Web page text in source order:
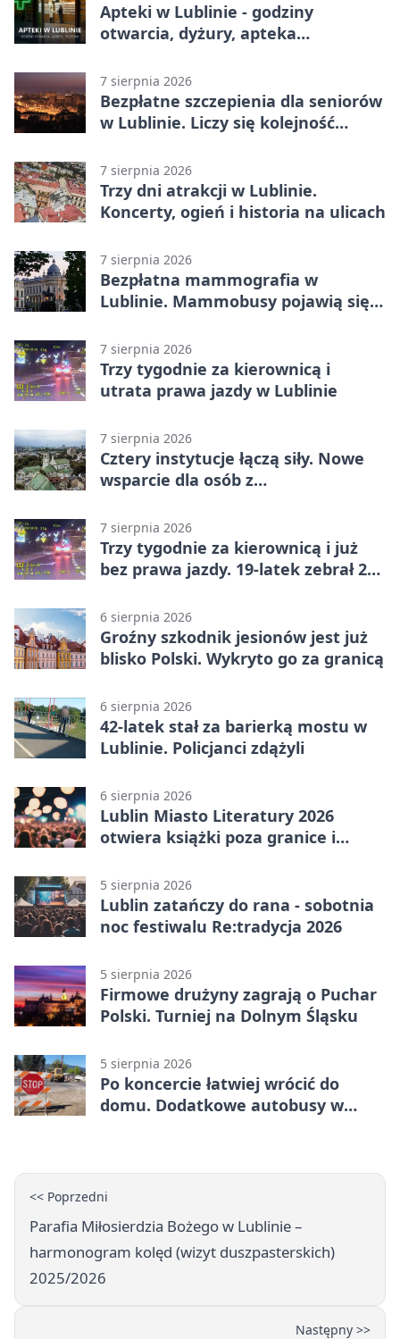
Apteki w Lublinie - godziny
otwarcia, dyżury, apteka
7 sierpnia 2026
Bezpłatne szczepienia dla seniorów
w Lublinie. Liczy się kolejność
7 sierpnia 2026
Trzy dni atrakcji w Lublinie.
Koncerty, ogień i historia na ulicach
7 sierpnia 2026
Bezpłatna mammografia w
Lublinie. Mammobusy pojawią się
7 sierpnia 2026
Trzy tygodnie za kierownicą i
utrata prawa jazdy w Lublinie
7 sierpnia 2026
Cztery instytucje łączą siły. Nowe
wsparcie dla osób z
7 sierpnia 2026
Trzy tygodnie za kierownicą i już
bez prawa jazdy. 19-latek zebrał 23
6 sierpnia 2026
Groźny szkodnik jesionów jest już
blisko Polski. Wykryto go za granicą
6 sierpnia 2026
42-latek stał za barierką mostu w
Lublinie. Policjanci zdążyli
6 sierpnia 2026
Lublin Miasto Literatury 2026
otwiera książki poza granice i
5 sierpnia 2026
Lublin zatańczy do rana - sobotnia
noc festiwalu Re:tradycja 2026
5 sierpnia 2026
Firmowe drużyny zagrają o Puchar
Polski. Turniej na Dolnym Śląsku
5 sierpnia 2026
Po koncercie łatwiej wrócić do
domu. Dodatkowe autobusy w
<< Poprzedni
Parafia Miłosierdzia Bożego w Lublinie –
harmonogram kolęd (wizyt duszpasterskich)
2025/2026
Następny >>